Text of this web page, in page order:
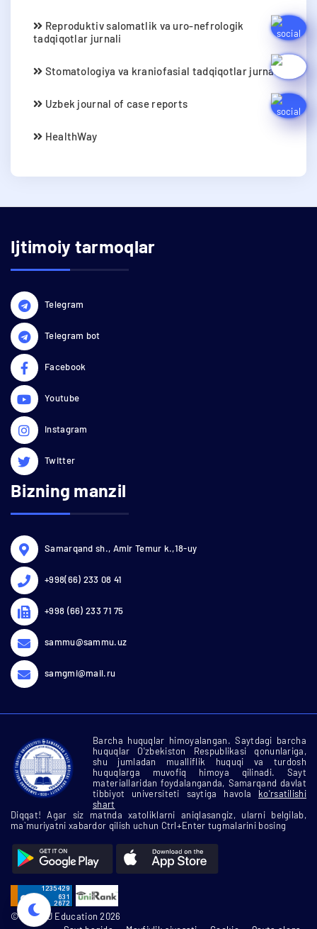
Reproduktiv salomatlik va uro-nefrologik
tadqiqotlar jurnali
Stomatologiya va kraniofasial tadqiqotlar jurnali
Uzbek journal of case reports
HealthWay
Ijtimoiy tarmoqlar
Telegram
Telegram bot
Facebook
Youtube
Instagram
Twitter
Bizning manzil
Samarqand sh., Amir Temur k.,18-uy
+998(66) 233 08 41
+998 (66) 233 71 75
sammu@sammu.uz
samgmi@mail.ru
Barcha huquqlar himoyalangan. Saytdagi barcha
huquqlar O'zbekiston Respublikasi qonunlariga,
shu jumladan mualliflik huquqi va turdosh
huquqlarga muvofiq himoya qilinadi. Sayt
materiallaridan foydalanganda, Samarqand davlat
tibbiyot universiteti saytiga havola ko'rsatilishi
shart
Diqqat! Agar siz matnda xatoliklarni aniqlasangiz, ularni belgilab,
ma`muriyatni xabardor qilish uchun Ctrl+Enter tugmalarini bosing
© SamMU Education 2026